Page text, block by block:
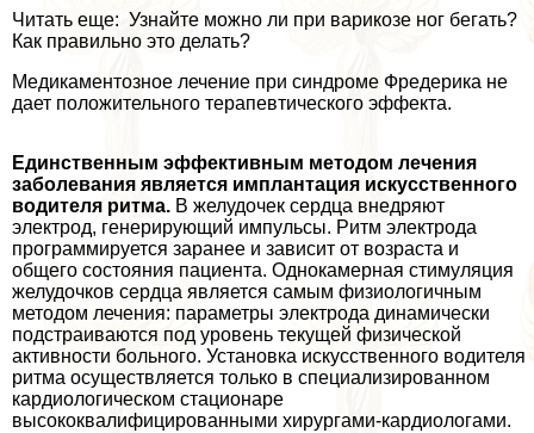
Читать еще: Узнайте можно ли при варикозе ног бегать?
Как правильно это делать?
Медикаментозное лечение при синдроме Фредерика не
дает положительного терапевтического эффекта.
Единственным эффективным методом лечения
заболевания является имплантация искусственного
водителя ритма. В желудочек сердца внедряют
электрод, генерирующий импульсы. Ритм электрода
программируется заранее и зависит от возраста и
общего состояния пациента. Однокамерная стимуляция
желудочков сердца является самым физиологичным
методом лечения: параметры электрода динамически
подстраиваются под уровень текущей физической
активности больного. Установка искусственного водителя
ритма осуществляется только в специализированном
кардиологическом стационаре
высококвалифицированными хирургами-кардиологами.